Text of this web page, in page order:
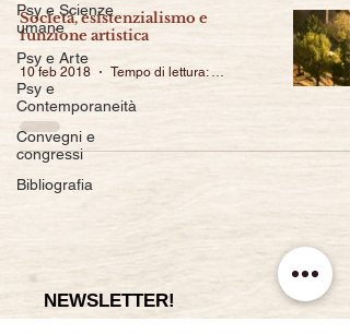
Psy e Scienze
umane
Psy e Arte
Psy e
Contemporaneità
Convegni e
congressi
Bibliografia
Società, esistenzialismo e
funzione artistica
10 feb 2018 Tempo di lettura: 4 min
NEWSLETTER!